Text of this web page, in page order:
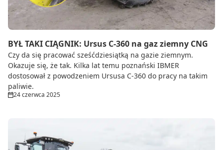
BYŁ TAKI CIĄGNIK: Ursus C-360 na gaz ziemny CNG
Czy da się pracować sześćdziesiątką na gazie ziemnym.
Okazuje się, że tak. Kilka lat temu poznański IBMER
dostosował z powodzeniem Ursusa C-360 do pracy na takim
paliwie.
24 czerwca 2025